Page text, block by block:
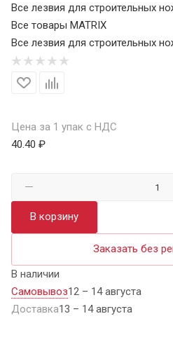
Все лезвия для строительных
Все товары MATRIX
Все лезвия для строительных
Цена за 1 упак с НДС
40.40 ₽
В корзину
Заказать без
В наличии
Самовывоз12 – 14 августа
Доставка13 – 14 августа